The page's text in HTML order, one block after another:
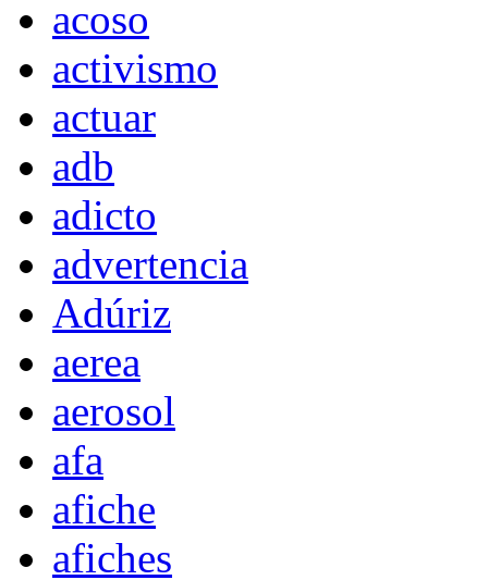
acoso
activismo
actuar
adb
adicto
advertencia
Adúriz
aerea
aerosol
afa
afiche
afiches